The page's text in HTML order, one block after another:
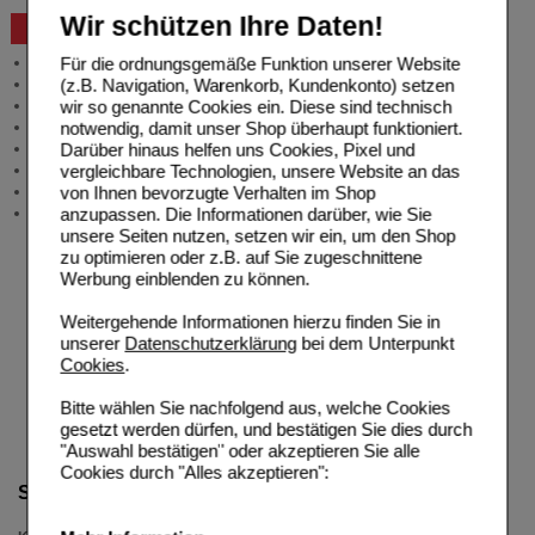
Wir schützen Ihre Daten!
Für die ordnungsgemäße Funktion unserer Website
(z.B. Navigation, Warenkorb, Kundenkonto) setzen
wir so genannte Cookies ein. Diese sind technisch
notwendig, damit unser Shop überhaupt funktioniert.
Darüber hinaus helfen uns Cookies, Pixel und
vergleichbare Technologien, unsere Website an das
von Ihnen bevorzugte Verhalten im Shop
anzupassen. Die Informationen darüber, wie Sie
unsere Seiten nutzen, setzen wir ein, um den Shop
zu optimieren oder z.B. auf Sie zugeschnittene
Werbung einblenden zu können.
Weitergehende Informationen hierzu finden Sie in
unserer Datenschutzerklärungbei dem Unterpunkt
Cookies.
Bitte wählen Sie nachfolgend aus, welche Cookies
gesetzt werden dürfen, und bestätigen Sie dies durch
"Auswahl bestätigen" oder akzeptieren Sie alle
Cookies durch "Alles akzeptieren":
Suche verfeinern
Beratung und Service
Allgemeine Information
Produktberatung
Meldung Arzneimittelrisiken
Zuzahlungsfreie Arzneien
Angebote & Downloads
Newsletter
Neukundenprämie
Stellenangebote